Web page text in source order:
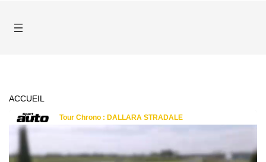
ACCUEIL